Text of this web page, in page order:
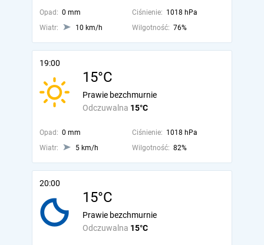
Opad: 0 mm Ciśnienie: 1018 hPa
Wiatr:
10 km/h Wilgotność: 76%
19:00
15°C
Odczuwalna 15°C
Prawie bezchmurnie
Opad: 0 mm Ciśnienie: 1018 hPa
Wiatr:
5 km/h Wilgotność: 82%
20:00
15°C
Odczuwalna 15°C
Prawie bezchmurnie